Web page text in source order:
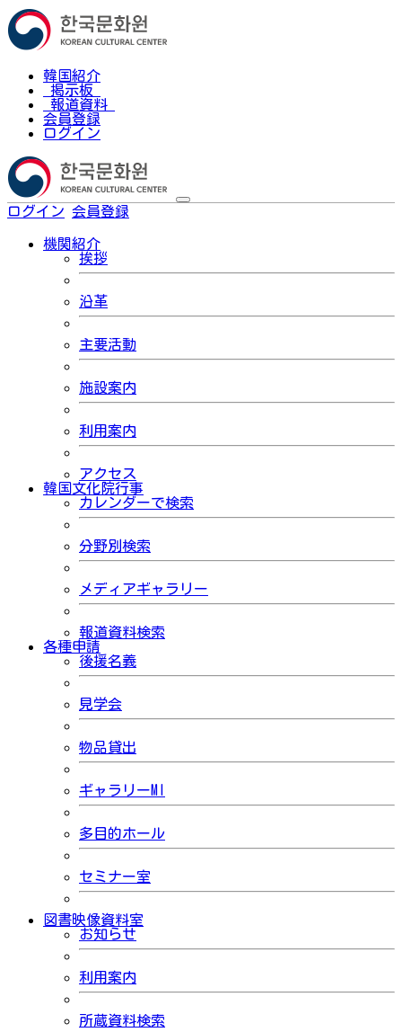
韓国紹介
掲示板
報道資料
会員登録
ログイン
ログイン 会員登録
機関紹介
挨拶
沿革
主要活動
施設案内
利用案内
アクセス
韓国文化院行事
カレンダーで検索
分野別検索
メディアギャラリー
報道資料検索
各種申請
後援名義
見学会
物品貸出
ギャラリーMI
多目的ホール
セミナー室
図書映像資料室
お知らせ
利用案内
所蔵資料検索